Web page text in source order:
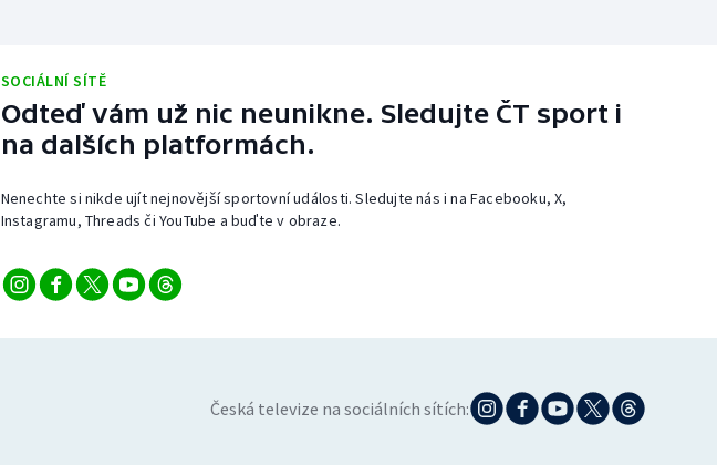
SOCIÁLNÍ SÍTĚ
Odteď vám už nic neunikne. Sledujte ČT sport i
na dalších platformách.
Nenechte si nikde ujít nejnovější sportovní události. Sledujte nás i na Facebooku, X,
Instagramu, Threads či YouTube a buďte v obraze.
Česká televize na sociálních sítích: